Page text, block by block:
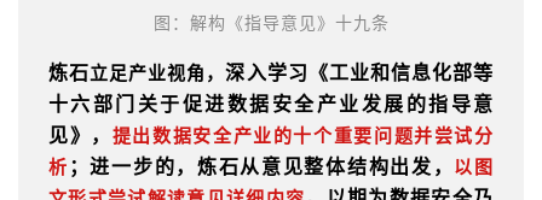
图：解构《指导意见》十九条
炼石立足产业视角，深入学习《工业和信息化部等
十六部门关于促进数据安全产业发展的指导意
见》， 提出数据安全产业的十个重要问题并尝试分
析；进一步的，炼石从意见整体结构出发， 以图